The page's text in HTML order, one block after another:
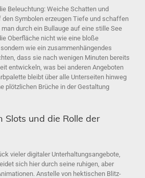
Beleuchtung: Weiche Schatten und
Symbolen erzeugen Tiefe und schaffen
durch ein Bullauge auf eine stille See
Oberfläche nicht wie eine bloße
wie ein zusammenhängendes
dass sie nach wenigen Minuten bereits
entwickeln, was bei anderen Angeboten
bleibt über alle Unterseiten hinweg
plötzlichen Brüche in der Gestaltung
Slots und die Rolle der
vieler digitaler Unterhaltungsangebote,
sich hier durch seine ruhigen, aber
Anstelle von hektischen Blitz-